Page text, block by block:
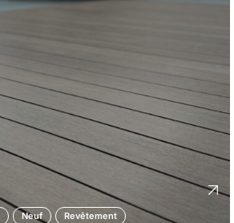
Neuf Revêtement